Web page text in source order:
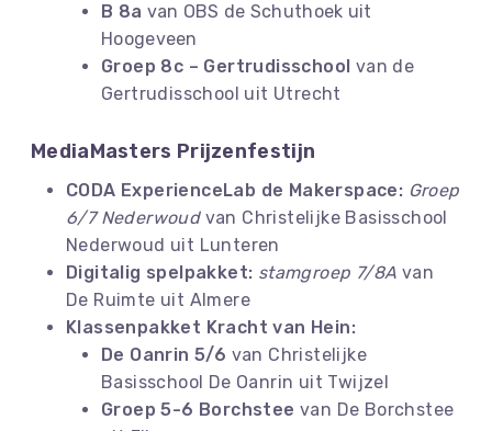
B 8a van OBS de Schuthoek uit
Hoogeveen
Groep 8c – Gertrudisschool van de
Gertrudisschool uit Utrecht
MediaMasters Prijzenfestijn
CODA ExperienceLab de Makerspace: Groep
6/7 Nederwoudvan Christelijke Basisschool
Nederwoud uit Lunteren
Digitalig spelpakket: stamgroep 7/8A van
De Ruimte uit Almere
Klassenpakket Kracht van Hein:
De Oanrin 5/6 van Christelijke
Basisschool De Oanrin uit Twijzel
Groep 5-6 Borchstee van De Borchstee